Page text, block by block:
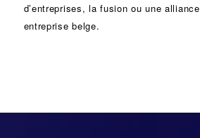
d’entreprises, lafusion ou unealliance
entreprise belge.